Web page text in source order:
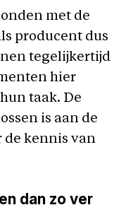
met de
producent dus
tegelijkertijd
hier
taak. De
is aan de
de kennis van
dan zo ver